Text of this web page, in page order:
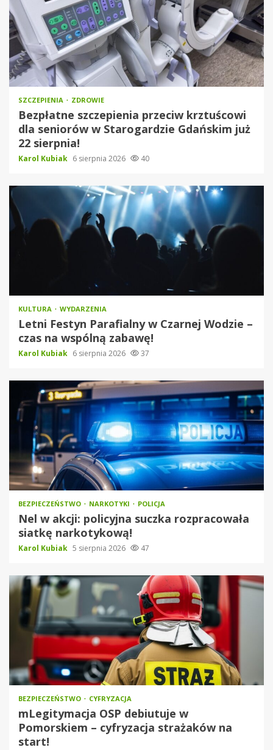
SZCZEPIENIA ZDROWIE
Bezpłatne szczepienia przeciw krztuścowi
dla seniorów w Starogardzie Gdańskim już
22 sierpnia!
Karol Kubiak 6 sierpnia 2026 40
KULTURA WYDARZENIA
Letni Festyn Parafialny w Czarnej Wodzie –
czas na wspólną zabawę!
Karol Kubiak 6 sierpnia 2026 37
BEZPIECZEŃSTWO NARKOTYKI POLICJA
Nel w akcji: policyjna suczka rozpracowała
siatkę narkotykową!
Karol Kubiak 5 sierpnia 2026 47
BEZPIECZEŃSTWO CYFRYZACJA
mLegitymacja OSP debiutuje w
Pomorskiem – cyfryzacja strażaków na
start!